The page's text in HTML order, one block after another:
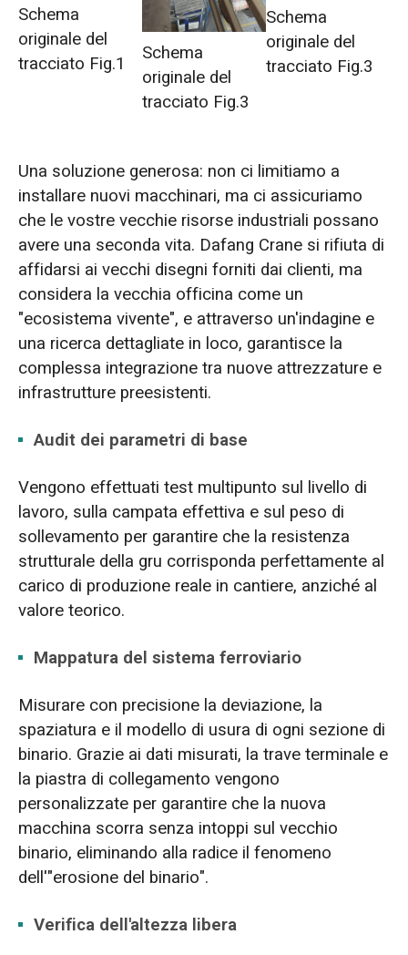
Schema
originale del
tracciato Fig.1
Schema
originale del
tracciato Fig.3
Schema
originale del
tracciato Fig.3
Una soluzione generosa: non ci limitiamo a
installare nuovi macchinari, ma ci assicuriamo
che le vostre vecchie risorse industriali possano
avere una seconda vita. Dafang Crane si rifiuta di
affidarsi ai vecchi disegni forniti dai clienti, ma
considera la vecchia officina come un
"ecosistema vivente", e attraverso un'indagine e
una ricerca dettagliate in loco, garantisce la
complessa integrazione tra nuove attrezzature e
infrastrutture preesistenti.
Audit dei parametri di base
Vengono effettuati test multipunto sul livello di
lavoro, sulla campata effettiva e sul peso di
sollevamento per garantire che la resistenza
strutturale della gru corrisponda perfettamente al
carico di produzione reale in cantiere, anziché al
valore teorico.
Mappatura del sistema ferroviario
Misurare con precisione la deviazione, la
spaziatura e il modello di usura di ogni sezione di
binario. Grazie ai dati misurati, la trave terminale e
la piastra di collegamento vengono
personalizzate per garantire che la nuova
macchina scorra senza intoppi sul vecchio
binario, eliminando alla radice il fenomeno
dell'"erosione del binario".
Verifica dell'altezza libera